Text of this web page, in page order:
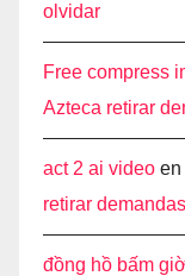
olvidar
Free compress
Azteca retirar
act 2 ai video en
retirar
đồng hồ bấm